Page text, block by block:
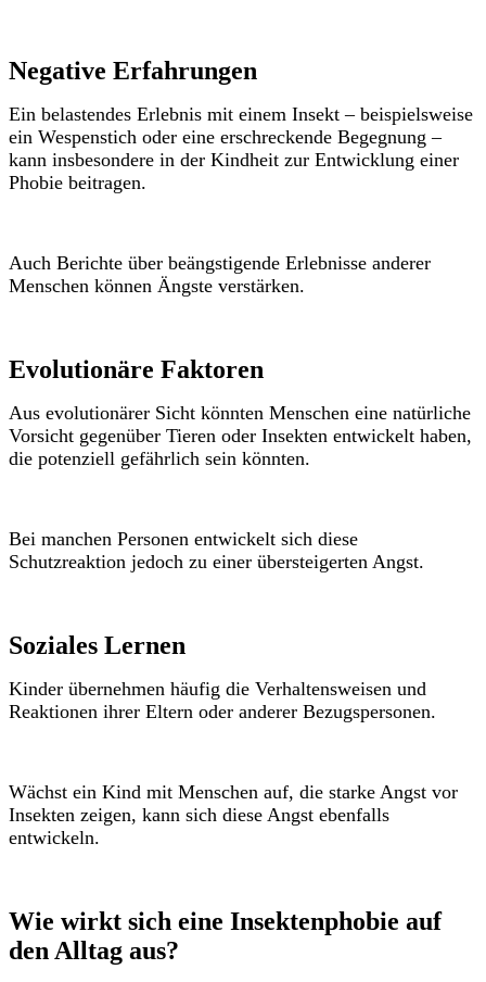
Negative Erfahrungen
Ein belastendes Erlebnis mit einem Insekt – beispielsweise
ein Wespenstich oder eine erschreckende Begegnung –
kann insbesondere in der Kindheit zur Entwicklung einer
Phobie beitragen.
Auch Berichte über beängstigende Erlebnisse anderer
Menschen können Ängste verstärken.
Evolutionäre Faktoren
Aus evolutionärer Sicht könnten Menschen eine natürliche
Vorsicht gegenüber Tieren oder Insekten entwickelt haben,
die potenziell gefährlich sein könnten.
Bei manchen Personen entwickelt sich diese
Schutzreaktion jedoch zu einer übersteigerten Angst.
Soziales Lernen
Kinder übernehmen häufig die Verhaltensweisen und
Reaktionen ihrer Eltern oder anderer Bezugspersonen.
Wächst ein Kind mit Menschen auf, die starke Angst vor
Insekten zeigen, kann sich diese Angst ebenfalls
entwickeln.
Wie wirkt sich eine Insektenphobie auf
den Alltag aus?